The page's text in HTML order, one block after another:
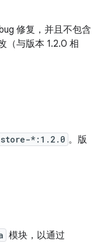
修复，并且不包含
（与版本 1.2.0 相
*:1.2.0 。版
模块，以通过